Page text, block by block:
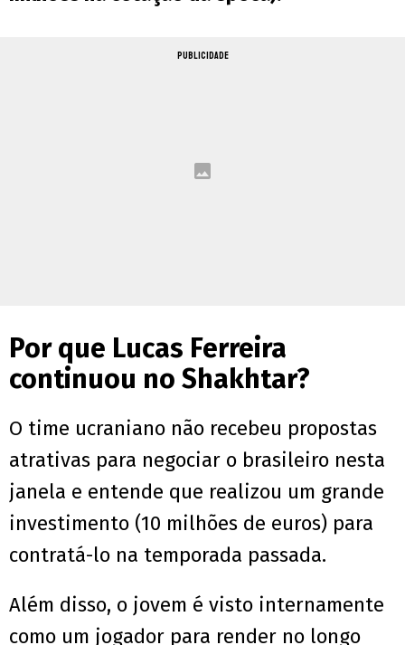
PUBLICIDADE
Por que Lucas Ferreira
continuou no Shakhtar?
O time ucraniano não recebeu propostas
atrativas para negociar o brasileiro nesta
janela e entende que realizou um grande
investimento (10 milhões de euros) para
contratá-lo na temporada passada.
Além disso, o jovem é visto internamente
como um jogador para render no longo